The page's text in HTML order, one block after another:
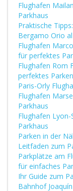
Flughafen
Parkhaus
Praktische
Bergamo Orio
Flughafen
für perfektes
Flughafen Rom
perfektes
Paris-Orly
Flughafen
Parkhaus
Flughafen
Parkhaus
Parken in der
Leitfaden zum
Parkplätze am
für einfaches
Ihr Guide zum
Bahnhof